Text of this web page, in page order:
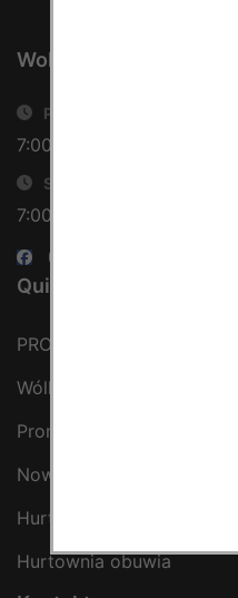
WolkaFashion.PL
Poniedziałek-piątek
7:00 - 16:00
Sobota
7:00 - 14:00
Quick Links
PRODUKTY
Wólka Kosowska
Promocje
Nowości
Hurtownia odzieży
Hurtownia obuwia
Materiały te dotyczą